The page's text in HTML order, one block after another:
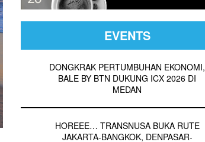
EVENTS
DONGKRAK PERTUMBUHAN EKONOMI,
BALE BY BTN DUKUNG ICX 2026 DI
MEDAN
HOREEE… TRANSNUSA BUKA RUTE
JAKARTA-BANGKOK, DENPASAR-